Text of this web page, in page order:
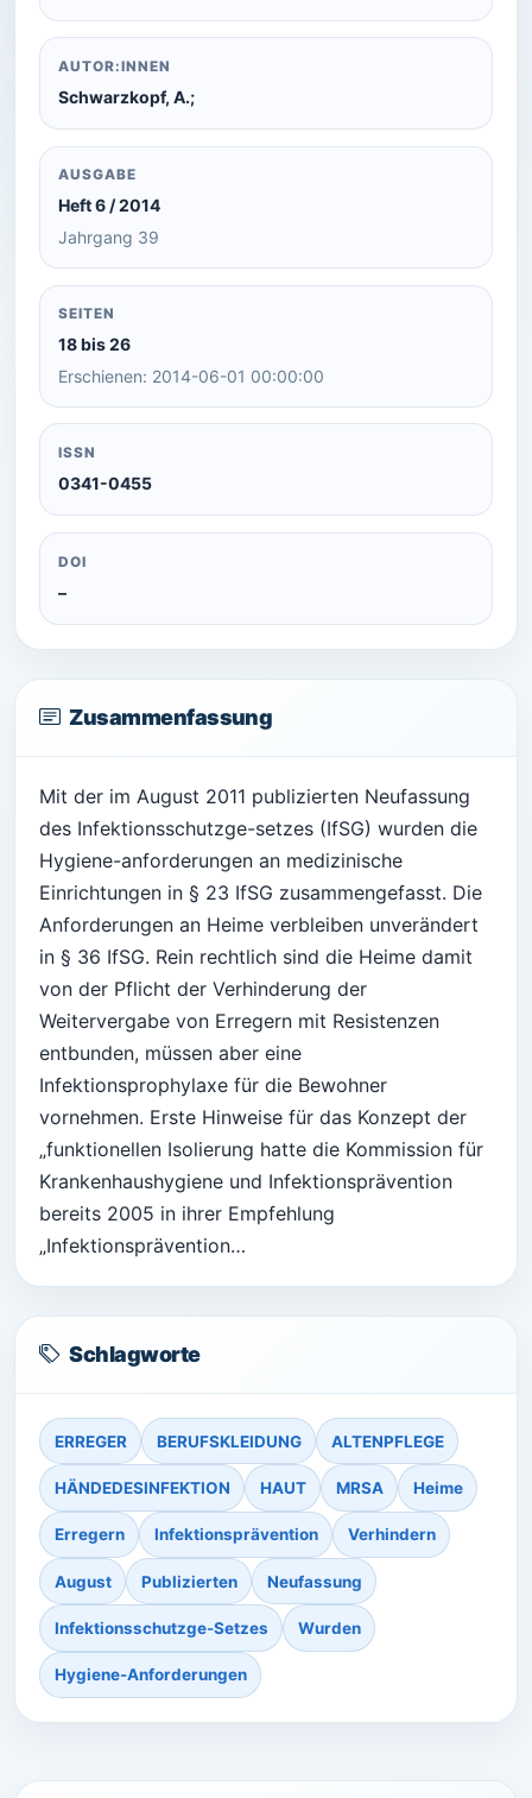
AUTOR:INNEN
Schwarzkopf, A.;
AUSGABE
Heft 6 / 2014
Jahrgang 39
SEITEN
18 bis 26
Erschienen: 2014-06-01 00:00:00
ISSN
0341-0455
DOI
–
Zusammenfassung
Mit der im August 2011 publizierten Neufassung
des Infektionsschutzge-setzes (IfSG) wurden die
Hygiene-anforderungen an medizinische
Einrichtungen in § 23 IfSG zusammengefasst. Die
Anforderungen an Heime verbleiben unverändert
in § 36 IfSG. Rein rechtlich sind die Heime damit
von der Pflicht der Verhinderung der
Weitervergabe von Erregern mit Resistenzen
entbunden, müssen aber eine
Infektionsprophylaxe für die Bewohner
vornehmen. Erste Hinweise für das Konzept der
„funktionellen Isolierung hatte die Kommission für
Krankenhaushygiene und Infektionsprävention
bereits 2005 in ihrer Empfehlung
„Infektionsprävention…
Schlagworte
ERREGER BERUFSKLEIDUNG ALTENPFLEGE
HÄNDEDESINFEKTION HAUT MRSA Heime
Erregern Infektionsprävention Verhindern
August Publizierten Neufassung
Infektionsschutzge-Setzes Wurden
Hygiene-Anforderungen